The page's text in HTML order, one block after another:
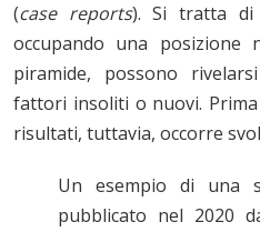
(case reports). Si tratta di
occupando una posizione
piramide, possono
fattori insoliti o nuovi.
risultati, tuttavia, occorre
Un esempio di una
pubblicato nel 2020